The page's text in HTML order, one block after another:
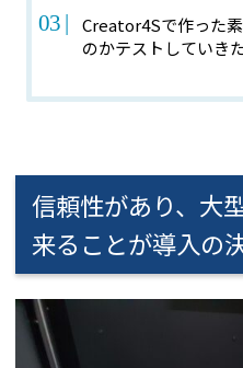
Creator4Sで作った
のかテストしていき
信頼性があり、大
来ることが導入の